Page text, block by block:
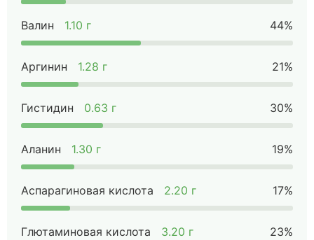
Валин 1.10 г 44%
Аргинин 1.28 г 21%
Гистидин 0.63 г 30%
Аланин 1.30 г 19%
Аспарагиновая кислота 2.20 г 17%
Глютаминовая кислота 3.20 г 23%